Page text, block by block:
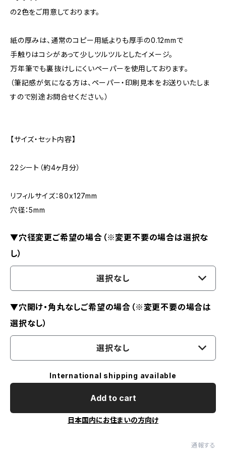
の2色をご用意しております。
紙の厚みは、通常のコピー用紙よりも厚手の0.12mmで
手触りはコシがあって少しツルツルとしたイメージ。
万年筆でも裏抜けしにくいペーパーを使用しております。
（筆記感が気になる方は、ペーパー・印刷見本をお送りいたしま
すので別途お問合せください。）
【サイズ・セット内容】
22シート（約4ヶ月分）
リフィルサイズ：80x127mm
穴径：5mm
▼穴径変更ご希望の場合（※変更不要の場合は選択な
し）
選択なし
▼穴開け・角丸なしご希望の場合（※変更不要の場合は
選択なし）
選択なし
International shipping available
Add to cart
日本国内にお住まいの方向け
通報する